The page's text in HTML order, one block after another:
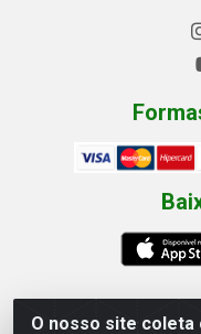
O nosso site